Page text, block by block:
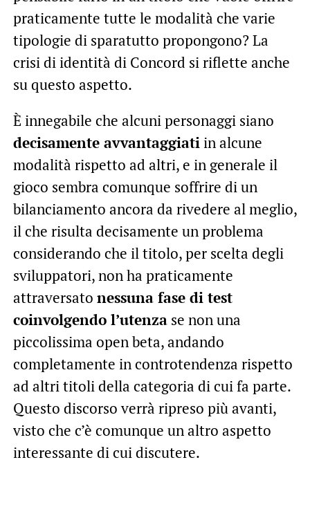
praticamente tutte le modalità che varie
tipologie di sparatutto propongono? La
crisi di identità di Concord si riflette anche
su questo aspetto.
È innegabile che alcuni personaggi siano
decisamente avvantaggiatiin alcune
modalità rispetto ad altri, e in generale il
gioco sembra comunque soffrire di un
bilanciamento ancora da rivedere al meglio,
il che risulta decisamente un problema
considerando che il titolo, per scelta degli
sviluppatori, non ha praticamente
attraversato nessuna fase di test
coinvolgendo l’utenzase non una
piccolissima open beta, andando
completamente in controtendenza rispetto
ad altri titoli della categoria di cui fa parte.
Questo discorso verrà ripreso più avanti,
visto che c’è comunque un altro aspetto
interessante di cui discutere.